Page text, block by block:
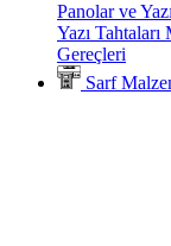
Panolar ve
Yazı Tahtaları
Gereçleri
Sarf